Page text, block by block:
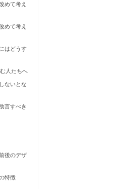
めて考え
めて考え
はどうす
人たちへ
ないとな
言すべき
後のデザ
特徴